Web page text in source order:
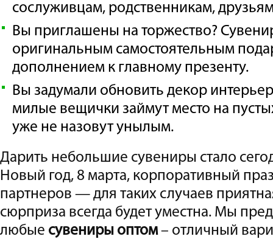
сослуживцам, родственникам,
Вы приглашены на торжество?
оригинальным самостоятельным
дополнением к главному презенту.
Вы задумали обновить декор
милые вещички займут место на
уже не назовут унылым.
Дарить небольшие сувениры стало
Новый год, 8 марта, корпоративный
партнеров — для таких случаев
сюрприза всегда будет уместна. Мы
любые сувениры оптом– отличный